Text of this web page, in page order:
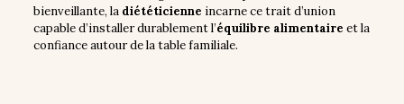
bienveillante, la diététicienne incarne ce trait d’union
capable d’installer durablement l’équilibre alimentaire et la
confiance autour de la table familiale.